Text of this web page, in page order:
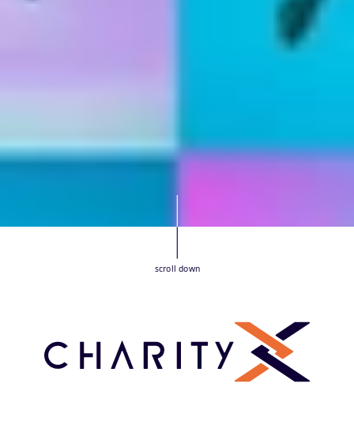
scroll down